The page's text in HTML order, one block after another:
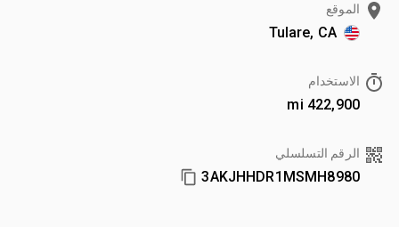
الموقع
Tulare, CA
الاستخدام
422,900 mi
الرقم التسلسلي
3AKJHHDR1MSMH8980